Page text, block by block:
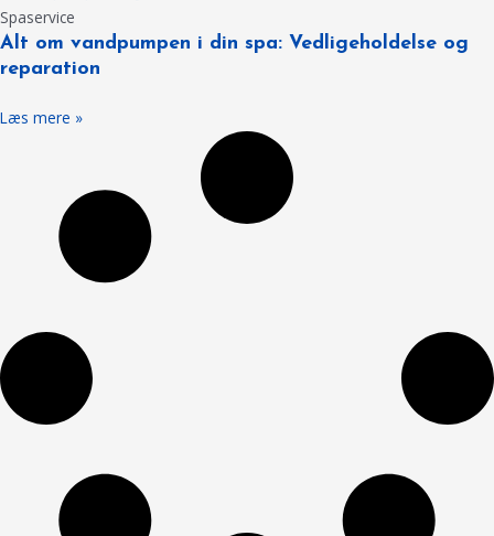
Spaservice
Alt om vandpumpen i din spa: Vedligeholdelse og
reparation
Læs mere »